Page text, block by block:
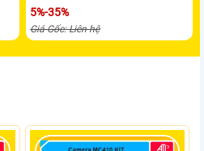
5%-35%
Giá Gốc: Liên hệ